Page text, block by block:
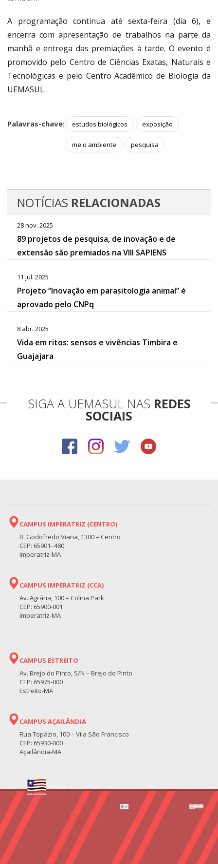
A programação continua até sexta-feira (dia 6), e
encerra com apresentação de trabalhos na parte da
manhã e entrega das premiações à tarde. O evento é
promovido pelo Centro de Ciências Exatas, Naturais e
Tecnológicas e pelo Centro Acadêmico de Biologia da
UEMASUL.
Palavras-chave: estudos biológicos exposição
meio ambiente pesquisa
NOTÍCIAS RELACIONADAS
28 nov. 2025
89 projetos de pesquisa, de inovação e de
extensão são premiados na VIII SAPIENS
11 jul. 2025
Projeto “Inovação em parasitologia animal” é
aprovado pelo CNPq
8 abr. 2025
Vida em ritos: sensos e vivências Timbira e
Guajajara
SIGA A UEMASUL NAS REDES
SOCIAIS
CAMPUS IMPERATRIZ (CENTRO)
R. Godofredo Viana, 1300 – Centro
CEP: 65901- 480
Imperatriz-MA
CAMPUS IMPERATRIZ (CCA)
Av. Agrária, 100 – Colina Park
CEP: 65900-001
Imperatriz-MA
CAMPUS ESTREITO
Av. Brejo do Pinto, S/N – Brejo do Pinto
CEP: 65975-000
Estreito-MA
CAMPUS AÇAILÂNDIA
Rua Topázio, 100 – Vila São Francisco
CEP: 65930-000
Açailândia-MA